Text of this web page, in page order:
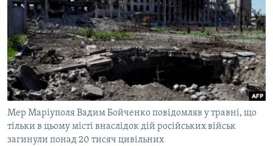
МУЛЬТИМЕДІА
ФОТО
СПЕЦПРОЄКТИ
ПОДКАСТИ
КРИМ РЕАЛІЇ
РУС
Мер Маріуполя Вадим Бойченко повідомляв у травні, що
тільки в цьому місті внаслідок дій російських військ
загинули понад 20 тисяч цивільних